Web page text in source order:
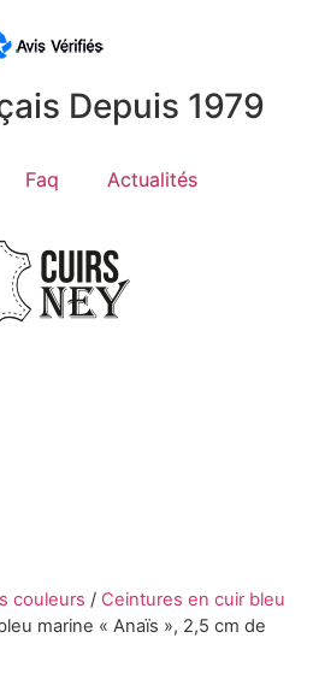
Depuis 1979
Faq Actualités
couleurs / Ceintures en cuir bleu
marine « Anaïs », 2,5 cm de